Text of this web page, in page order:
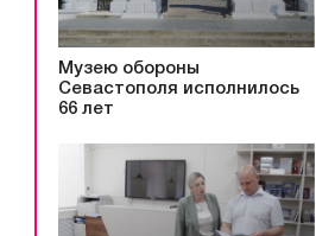
Музею обороны
Севастополя исполнилось
66 лет